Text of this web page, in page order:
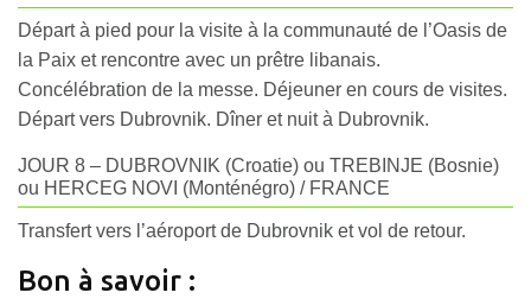
Départ à pied pour la visite à la communauté de l’Oasis de
la Paix et rencontre avec un prêtre libanais.
Concélébration de la messe. Déjeuner en cours de visites.
Départ vers Dubrovnik. Dîner et nuit à Dubrovnik.
JOUR 8 – DUBROVNIK (Croatie) ou TREBINJE (Bosnie)
ou HERCEG NOVI (Monténégro) / FRANCE
Transfert vers l’aéroport de Dubrovnik et vol de retour.
Bon à savoir :